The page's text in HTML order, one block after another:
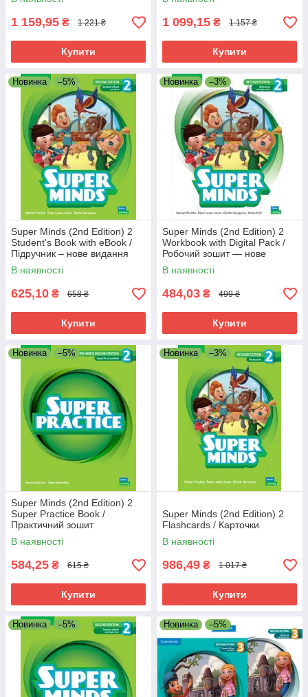
1 159,95 ₴ 1 221 ₴
Купити
1 099,15 ₴ 1 157 ₴
Купити
Новинка –5%
Super Minds (2nd Edition) 2
Student's Book with eBook /
Підручник – нове видання
В наявності
625,10 ₴ 658 ₴
Купити
Новинка –3%
Super Minds (2nd Edition) 2
Workbook with Digital Pack /
Робочий зошит — нове
видання
В наявності
484,03 ₴ 499 ₴
Купити
Новинка –5%
Super Minds (2nd Edition) 2
Super Practice Book /
Практичний зошит
В наявності
584,25 ₴ 615 ₴
Купити
Новинка –3%
Super Minds (2nd Edition) 2
Flashcards / Карточки
В наявності
986,49 ₴ 1 017 ₴
Купити
Новинка –5% Новинка –5%